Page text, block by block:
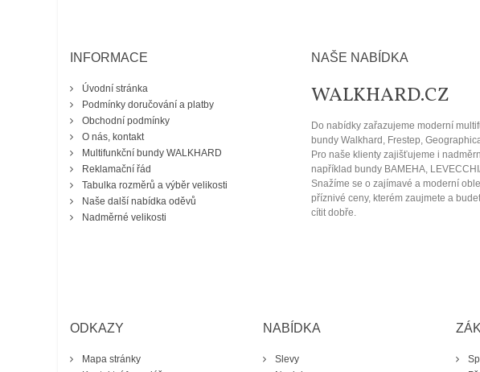
INFORMACE
Úvodní stránka
Podmínky doručování a platby
Obchodní podmínky
O nás, kontakt
Multifunkční bundy WALKHARD
Reklamační řád
Tabulka rozměrů a výběr velikosti
Naše další nabídka oděvů
Nadměrné velikosti
NAŠE NABÍDKA
WALKHARD.CZ
Do nabídky zařazujeme moderní
bundy Walkhard, Frestep,
Pro naše klienty zajišťujeme i
například bundy BAMEHA,
Snažíme se o zajímavé a moderní
příznivé ceny, kterém zaujmete a
cítit dobře.
ODKAZY
Mapa stránky
NABÍDKA
Slevy